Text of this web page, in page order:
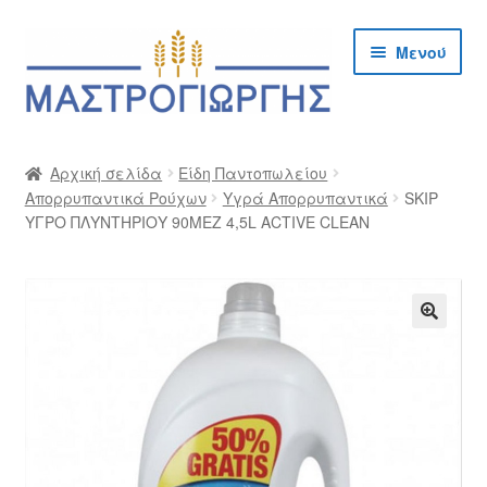
μετάβαση
στην
σε
περιεχόμενο
Μενού
Cargo Kalymnos – Cargo Κάλυμνος
Δημιουργία Λογαριασμού Χονδρικής
Αρχική σελίδα
Είδη Παντοπωλείου
Απορρυπαντικά Ρούχων
Υγρά Απορρυπαντικά
SKIP
ΥΓΡΟ ΠΛΥΝΤΗΡΙΟΥ 90ΜΕΖ 4,5L ACTIVE CLEAN